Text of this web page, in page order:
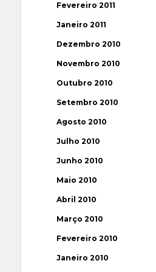
Fevereiro 2011
Janeiro 2011
Dezembro 2010
Novembro 2010
Outubro 2010
Setembro 2010
Agosto 2010
Julho 2010
Junho 2010
Maio 2010
Abril 2010
Março 2010
Fevereiro 2010
Janeiro 2010